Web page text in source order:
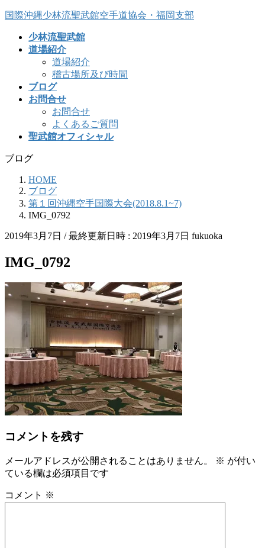
コ
ナ
国際沖縄少林流聖武館空手道協会・福岡支部
少林流聖武館
道場紹介
道場紹介
稽古場所及び時間
ブログ
お問合せ
お問合せ
よくあるご質問
聖武館オフィシャル
ブログ
HOME
ブログ
第１回沖縄空手国際大会(2018.8.1~7)
IMG_0792
2019年3月7日 / 最終更新日時 : 2019年3月7日 fukuoka
IMG_0792
コメントを残す
メールアドレスが公開されることはありません。 ※ が付い
ている欄は必須項目です
コメント ※